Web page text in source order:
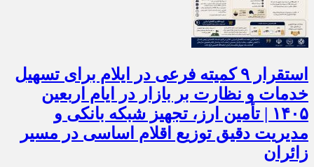
استقرار ۹ کمیته فرعی در ایلام برای تسهیل
خدمات و نظارت بر بازار در ایام اربعین
۱۴۰۵ | تأمین ارز، تجهیز شبکه بانکی و
مدیریت دقیق توزیع اقلام اساسی در مسیر
زائران